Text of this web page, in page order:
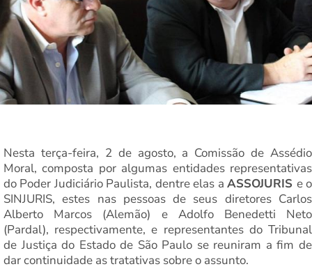
Nesta terça-feira, 2 de agosto, a Comissão de Assédio
Moral, composta por algumas entidades representativas
do Poder Judiciário Paulista, dentre elas aASSOJURIS e o
SINJURIS, estes nas pessoas de seus diretores Carlos
Alberto Marcos (Alemão) e Adolfo Benedetti Neto
(Pardal), respectivamente, e representantes do Tribunal
de Justiça do Estado de São Paulo se reuniram a fim de
dar continuidade as tratativas sobre o assunto.